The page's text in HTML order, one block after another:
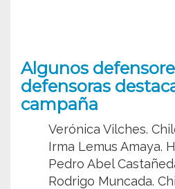
Algunos
defensoras
campaña
Verónica Vilches.
Irma Lemus Amaya.
Pedro Abel
Rodrigo Muncada.